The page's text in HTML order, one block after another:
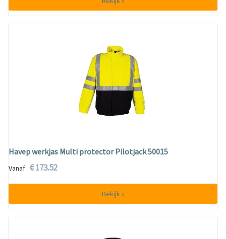
Havep werkjas Multi protector Pilotjack 50015
Vanaf € 173.52
Bekijk »